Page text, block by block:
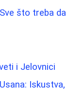
što treba da
i Jelovnici
Iskustva,